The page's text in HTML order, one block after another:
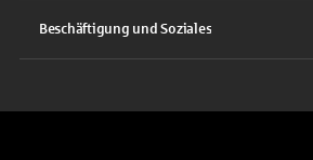
Beschäftigung und Soziales